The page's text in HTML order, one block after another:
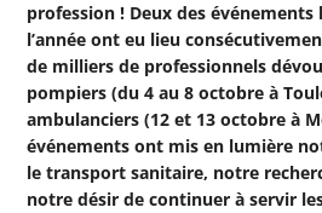
profession ! Deux des
l’année ont eu lieu
de milliers de professionnels
pompiers (du 4 au 8 octobre à
ambulanciers (12 et 13 octobre à
événements ont mis en lumière
le transport sanitaire, notre
notre désir de continuer à servir